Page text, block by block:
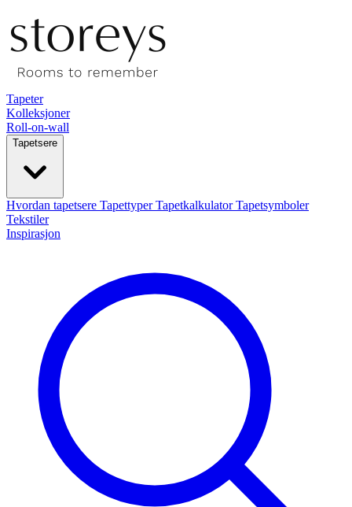
Tapeter
Kolleksjoner
Roll-on-wall
Tapetsere
Hvordan tapetsere TapettyperTapetkalkulatorTapetsymboler
Tekstiler
Inspirasjon